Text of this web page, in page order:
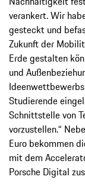
verankert. Wir
gesteckt und
Zukunft der
Erde gestalten
und
Studierende
Schnittstelle von
vorzustellen.“
Euro bekommen
mit dem
Porsche Digital